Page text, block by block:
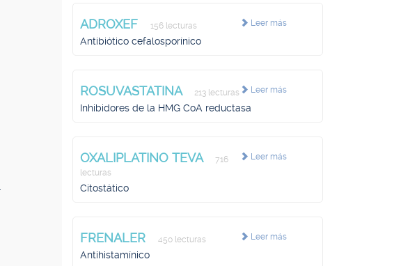
Leer más
ADROXEF 156 lecturas
Antibiótico cefalosporínico
Leer más
ROSUVASTATINA 213 lecturas
Inhibidores de la HMG CoA reductasa
Leer más
OXALIPLATINO TEVA
716
lecturas
Citostático
Leer más
FRENALER 450 lecturas
Antihistamínico